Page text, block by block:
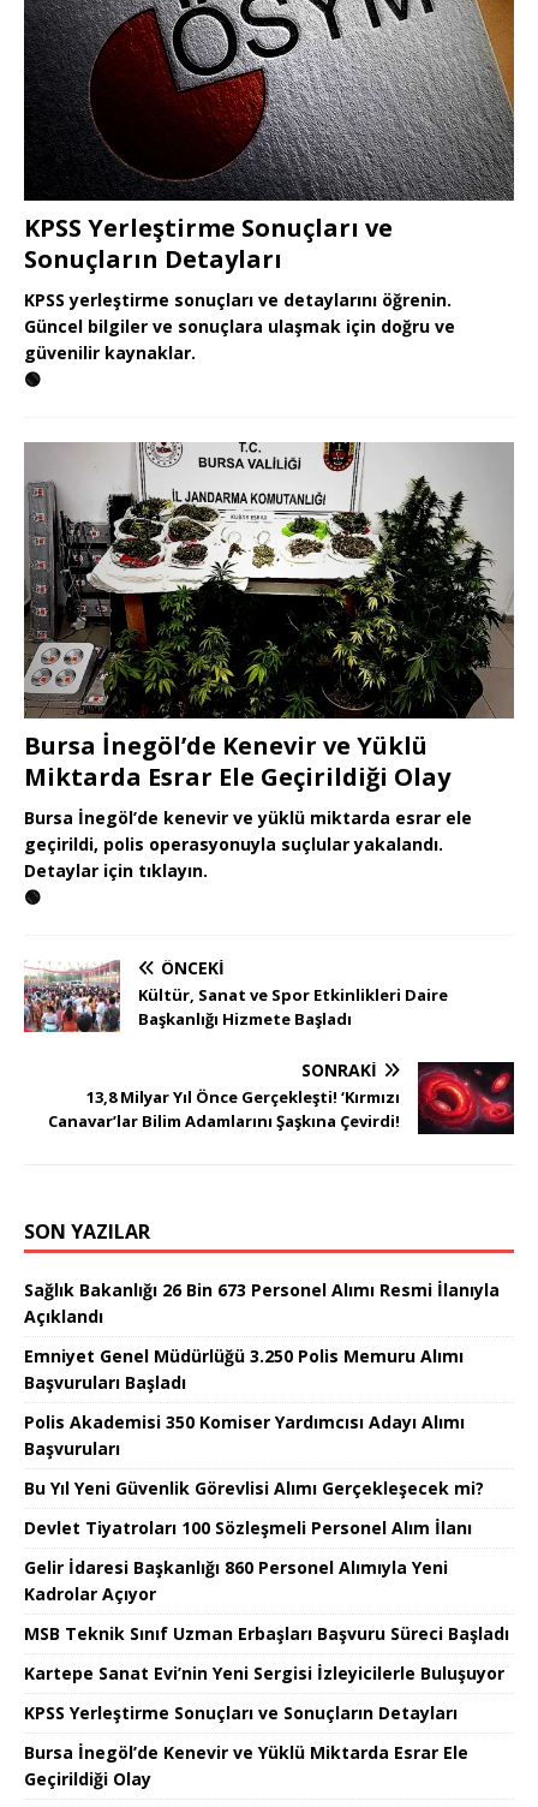
KPSS Yerleştirme Sonuçları ve
Sonuçların Detayları
KPSS yerleştirme sonuçları ve detaylarını öğrenin.
Güncel bilgiler ve sonuçlara ulaşmak için doğru ve
güvenilir kaynaklar.
🟢
Bursa İnegöl’de Kenevir ve Yüklü
Miktarda Esrar Ele Geçirildiği Olay
Bursa İnegöl’de kenevir ve yüklü miktarda esrar ele
geçirildi, polis operasyonuyla suçlular yakalandı.
Detaylar için tıklayın.
🟢
ÖNCEKI
Kültür, Sanat ve Spor Etkinlikleri Daire
Başkanlığı Hizmete Başladı
SONRAKI
13,8 Milyar Yıl Önce Gerçekleşti! ‘Kırmızı
Canavar’lar Bilim Adamlarını Şaşkına Çevirdi!
SON YAZILAR
Sağlık Bakanlığı 26 Bin 673 Personel Alımı Resmi İlanıyla
Açıklandı
Emniyet Genel Müdürlüğü 3.250 Polis Memuru Alımı
Başvuruları Başladı
Polis Akademisi 350 Komiser Yardımcısı Adayı Alımı
Başvuruları
Bu Yıl Yeni Güvenlik Görevlisi Alımı Gerçekleşecek mi?
Devlet Tiyatroları 100 Sözleşmeli Personel Alım İlanı
Gelir İdaresi Başkanlığı 860 Personel Alımıyla Yeni
Kadrolar Açıyor
MSB Teknik Sınıf Uzman Erbaşları Başvuru Süreci Başladı
Kartepe Sanat Evi’nin Yeni Sergisi İzleyicilerle Buluşuyor
KPSS Yerleştirme Sonuçları ve Sonuçların Detayları
Bursa İnegöl’de Kenevir ve Yüklü Miktarda Esrar Ele
Geçirildiği Olay